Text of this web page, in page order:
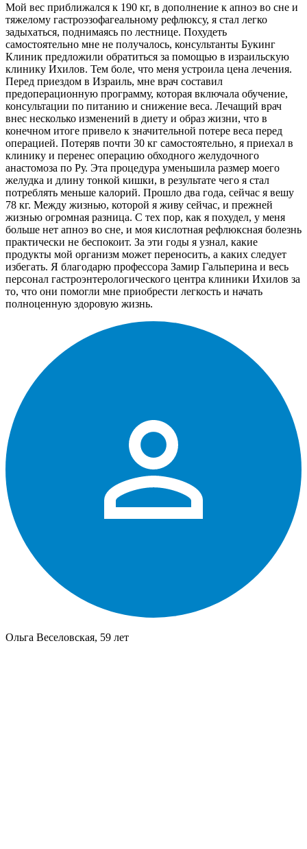
Мой вес приближался к 190 кг, в дополнение к апноэ во сне и
тяжелому гастроэзофагеальному рефлюксу, я стал легко
задыхаться, поднимаясь по лестнице. Похудеть
самостоятельно мне не получалось, консультанты Букинг
Клиник предложили обратиться за помощью в израильскую
клинику Ихилов. Тем боле, что меня устроила цена лечения.
Перед приездом в Израиль, мне врач составил
предоперационную программу, которая включала обучение,
консультации по питанию и снижение веса. Лечащий врач
внес несколько изменений в диету и образ жизни, что в
конечном итоге привело к значительной потере веса перед
операцией. Потеряв почти 30 кг самостоятельно, я приехал в
клинику и перенес операцию обходного желудочного
анастомоза по Ру. Эта процедура уменьшила размер моего
желудка и длину тонкой кишки, в результате чего я стал
потреблять меньше калорий. Прошло два года, сейчас я вешу
78 кг. Между жизнью, которой я живу сейчас, и прежней
жизнью огромная разница. С тех пор, как я похудел, у меня
больше нет апноэ во сне, и моя кислотная рефлюксная болезнь
практически не беспокоит. За эти годы я узнал, какие
продукты мой организм может переносить, а каких следует
избегать. Я благодарю профессора Замир Гальперина и весь
персонал гастроэнтерологического центра клиники Ихилов за
то, что они помогли мне приобрести легкость и начать
полноценную здоровую жизнь.
Ольга Веселовская, 59 лет